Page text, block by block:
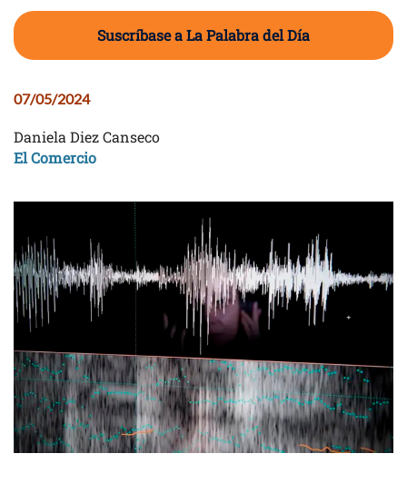
Suscríbase a La Palabra del Día
07/05/2024
Daniela Diez Canseco
El Comercio